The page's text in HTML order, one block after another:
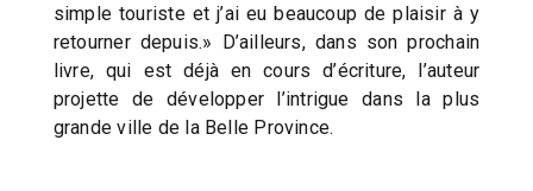
simple touriste et j’ai eu beaucoup de plaisir à y
retourner depuis.» D’ailleurs, dans son prochain
livre, qui est déjà en cours d’écriture, l’auteur
projette de développer l’intrigue dans la plus
grande ville de la Belle Province.